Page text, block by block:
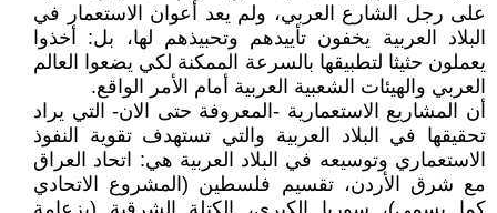
على رجل الشارع العربي، ولم يعد أعوان الاستعمار في
البلاد العربية يخفون تأييدهم وتحبيذهم لها، بل: أخذوا
يعملون حثيثا لتطبيقها بالسرعة الممكنة لكي يضعوا العالم
العربي والهيئات الشعبية العربية أمام الأمر الواقع.
أن المشاريع الاستعمارية -المعروفة حتى الان- التي يراد
تحقيقها في البلاد العربية والتي تستهدف تقوية النفوذ
الاستعماري وتوسيعه في البلاد العربية هي: اتحاد العراق
مع شرق الأردن، تقسيم فلسطين (المشروع الاتحادي